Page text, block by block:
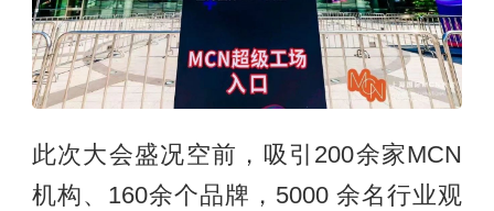
此次大会盛况空前，吸引200余家MCN
机构、160余个品牌，5000 余名行业观